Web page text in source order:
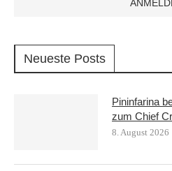
Neueste Posts
Pininfarina
zum Chief
8. August 2026